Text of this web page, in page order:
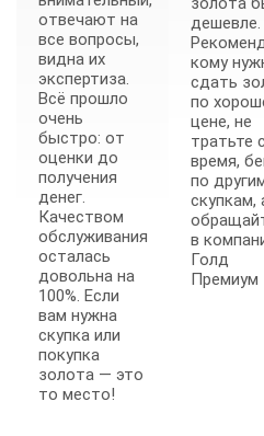
отвечают на
все вопросы,
видна их
экспертиза.
Всё прошло
очень
быстро: от
оценки до
получения
денег.
Качеством
обслуживания
осталась
довольна на
100%. Если
вам нужна
скупка или
покупка
золота — это
то место!
дешевле.
кому
сдать
по
цене, не
тратьте
время,
по
скупкам,
в
Голд
Премиум